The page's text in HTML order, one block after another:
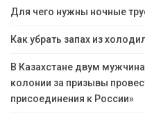
Для чего нужны ночные
Как убрать запах из
В Казахстане двум
колонии за призывы
присоединения к России»